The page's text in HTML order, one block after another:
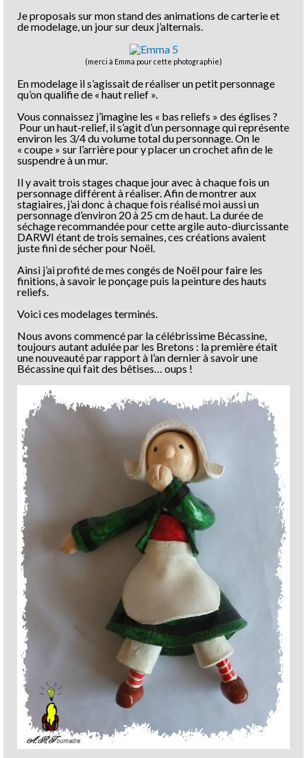
Je proposais sur mon stand des animations de carterie et
de modelage, un jour sur deux j’alternais.
(merci à Emma pour cette photographie)
En modelage il s’agissait de réaliser un petit personnage
qu’on qualifie de « haut relief ».
Vous connaissez j’imagine les « bas reliefs » des églises ?
Pour un haut-relief, il s’agit d’un personnage qui représente
environ les 3/4 du volume total du personnage. On le
« coupe » sur l’arrière pour y placer un crochet afin de le
suspendre à un mur.
Il y avait trois stages chaque jour avec à chaque fois un
personnage différent à réaliser. Afin de montrer aux
stagiaires, j’ai donc à chaque fois réalisé moi aussi un
personnage d’environ 20 à 25 cm de haut. La durée de
séchage recommandée pour cette argile auto-diurcissante
DARWI étant de trois semaines, ces créations avaient
juste fini de sécher pour Noël.
Ainsi j’ai profité de mes congés de Noël pour faire les
finitions, à savoir le ponçage puis la peinture des hauts
reliefs.
Voici ces modelages terminés.
Nous avons commencé par la célébrissime Bécassine,
toujours autant adulée par les Bretons : la première était
une nouveauté par rapport à l’an dernier à savoir une
Bécassine qui fait des bêtises… oups !